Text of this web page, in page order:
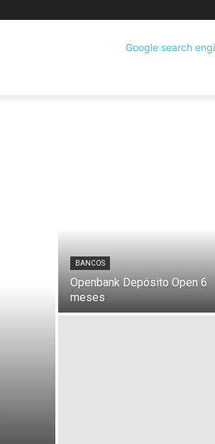
BANCOS
Openbank Depósito Open 6
meses